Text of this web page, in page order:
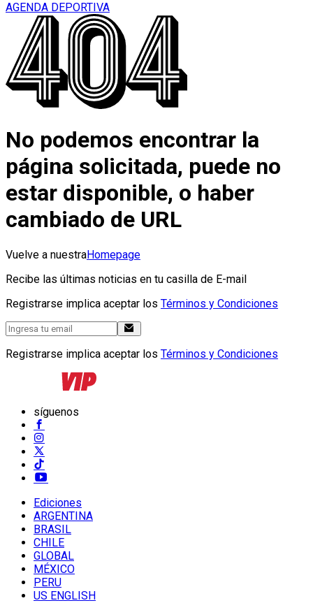
AGENDA DEPORTIVA
No podemos encontrar la
página solicitada, puede no
estar disponible, o haber
cambiado de URL
Vuelve a nuestraHomepage
Recibe las últimas noticias en tu casilla de E-mail
Registrarse implica aceptar los Términos y Condiciones
Registrarse implica aceptar los Términos y Condiciones
síguenos
Ediciones
ARGENTINA
BRASIL
CHILE
GLOBAL
MÉXICO
PERU
US ENGLISH